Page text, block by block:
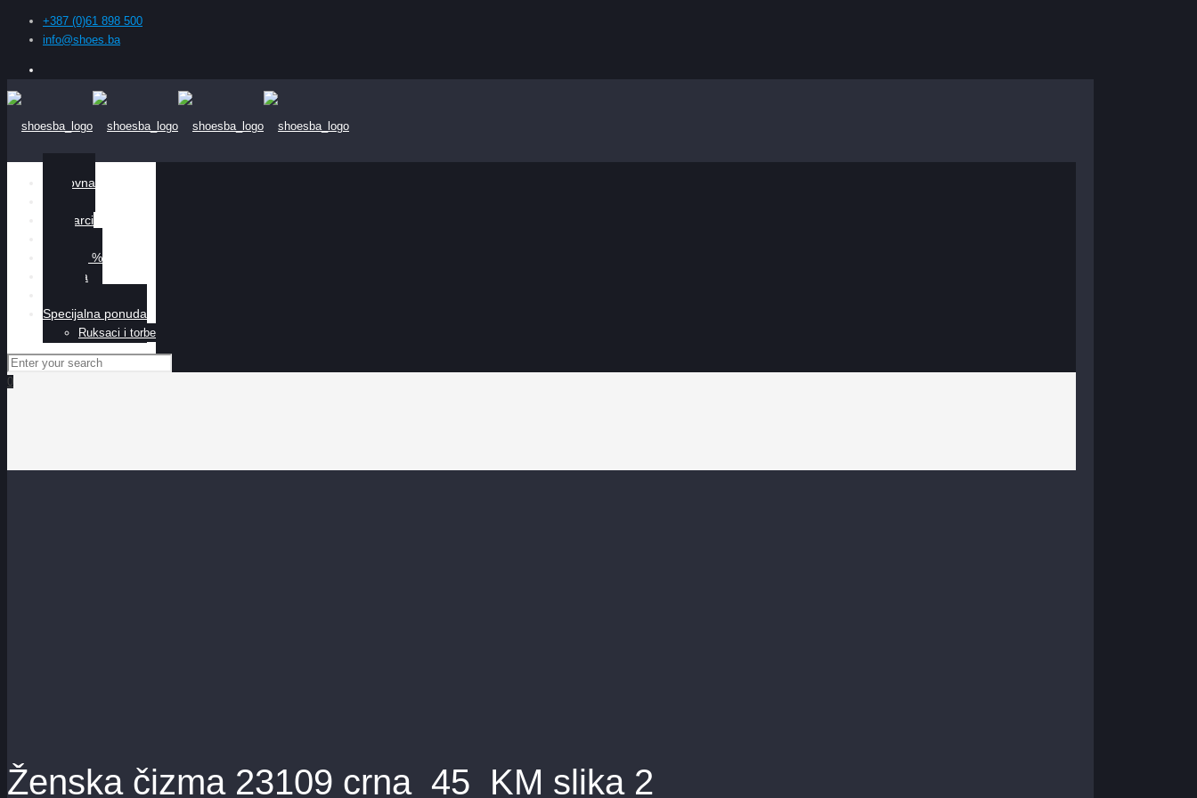
+387 (0)61 898 500
info@shoes.ba
Naslovna
Muškarci
Sniženo %
O nama
Specijalna ponuda
Ruksaci i torbe
0
Ženska čizma 23109 crna_45_KM slika 2